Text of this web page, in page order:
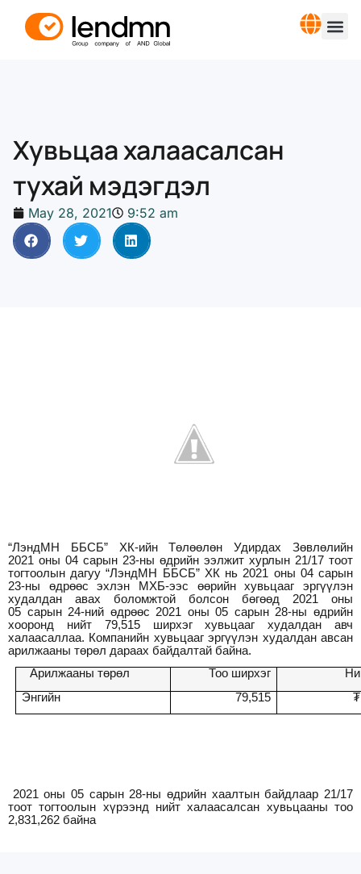
Хувьцаа халаасалсан
тухай мэдэгдэл
May 28, 2021 9:52 am
“ЛэндМН ББСБ” ХК-ийн Төлөөлөн Удирдах Зөвлөлийн
2021 оны 04 сарын 23-ны өдрийн ээлжит хурлын 21/17 тоот
тогтоолын дагуу “ЛэндМН ББСБ” ХК нь 2021 оны 04сарын
23-ны өдрөөс эхлэн МХБ-ээс өөрийн хувьцааг эргүүлэн
худалдан авaх боломжтой болсон бөгөөд 2021 оны
05 сарын24-ний өдрөөс 2021 оны 05 сарын 28-ны өдрийн
хооронд нийт 79,515ширхэг хувьцааг худалдан авч
халаасаллаа. Компанийн хувьцааг эргүүлэн худалдан авсан
арилжааны төрөл дараах байдалтай байна.
Арилжааны төрөл
Тоо ширхэг
Энгийн
79,515
2021 оны05 сарын 28-ны өдрийн хаалтын байдлаар 21/17
тоот тогтоолын хүрээнд нийт халаасалсан хувьцааны тоо
2,831,262 байна